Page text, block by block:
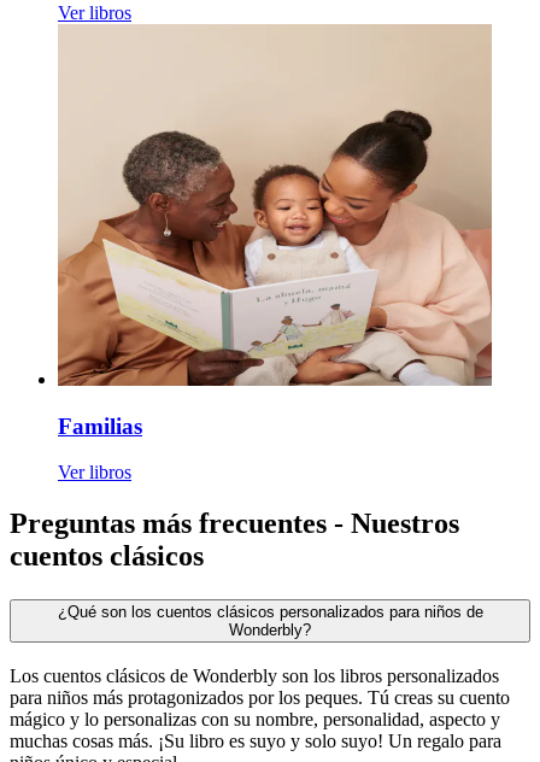
Ver libros
Familias
Ver libros
Preguntas más frecuentes - Nuestros
cuentos clásicos
¿Qué son los cuentos clásicos personalizados para niños de
Wonderbly?
Los cuentos clásicos de Wonderbly son los libros personalizados
para niños más protagonizados por los peques. Tú creas su cuento
mágico y lo personalizas con su nombre, personalidad, aspecto y
muchas cosas más. ¡Su libro es suyo y solo suyo! Un regalo para